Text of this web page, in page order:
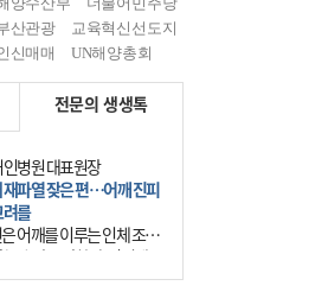
산관광
교육혁신선도지
신매매 UN해양총회
전문의 생생톡
병원 대표원장
파열 잦은 편…어깨 진피
를
어깨를 이루는 인체 조직
는 손상을 말한다. 여기에
회전근개 증후군, 어깨